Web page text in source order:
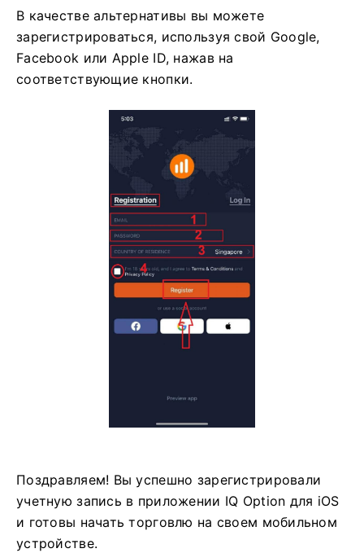
В качестве альтернативы вы можете
зарегистрироваться, используя свой Google,
Facebook или Apple ID, нажав на
соответствующие кнопки.
Поздравляем! Вы успешно зарегистрировали
учетную запись в приложении IQ Option для iOS
и готовы начать торговлю на своем мобильном
устройстве.